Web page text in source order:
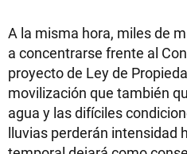
A la misma hora, miles de
a concentrarse frente al
proyecto de Ley de
movilización que también
agua y las difíciles
lluvias perderán intensidad